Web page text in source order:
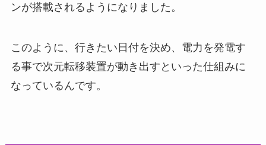
ンが搭載されるようになりました。
このように、行きたい日付を決め、電力を発電す
る事で次元転移装置が動き出すといった仕組みに
なっているんです。